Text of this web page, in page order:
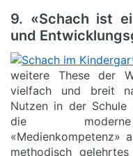
9. «Schach ist
und
weitere These der
vielfach und breit
Nutzen in der Schule
die moderne
«Medienkompetenz»
methodisch